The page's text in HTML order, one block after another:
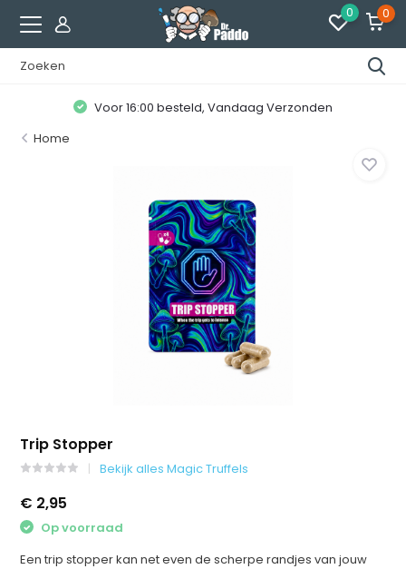
0 0
Voor 16:00 besteld, Vandaag Verzonden
Home
Trip Stopper
Bekijk alles Magic Truffels
€ 2,95
Op voorraad
Een trip stopper kan net even de scherpe randjes van jouw